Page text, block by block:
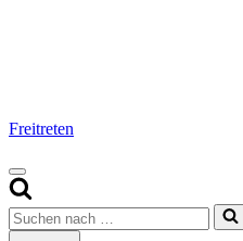
Freitreten
Navigationsmenü
Suchen
nach …